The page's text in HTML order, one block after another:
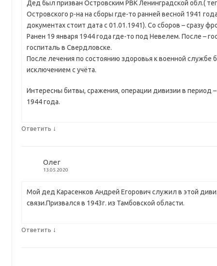
Дед был призван Островским РВК Ленинградской обл.(
Островского р-на на сборы где-то ранней весной 1941
документах стоит дата с 01.01.1941). Со сборов – сразу
Ранен 19 января 1944 года где-то под Невелем. После –
госпиталь в Свердловске.
После лечения по состоянию здоровья к военной службе
исключением с учёта.
Интересны битвы, сражения, операции дивизии в период
1944 года.
Ответить ↓
Олег
13.05.2020
Мой дед Карасенков Андрей Егорович служил в этой
связи.Призвался в 1943г. из Тамбовской области.
Ответить ↓